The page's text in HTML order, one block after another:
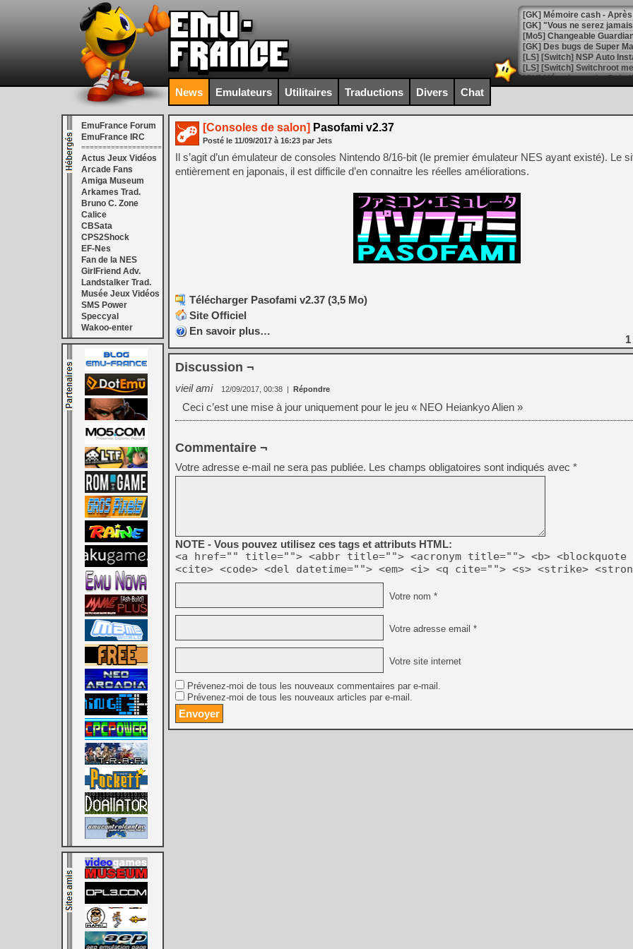
[GK] Mémoire cash -
[GK] "Vous ne serez
[Mo5] Changeable
[GK] Des bugs de Super
[LS] [Switch] NSP Auto
[GK] La saga horrifique
[GK] Le portage de Super
[Mo5] Le jeu de course
[GK] Guillermo del Toro
[GK] Mistfall Hunter : déjà
[GK] Wo Long 2 évolue
[GK] Crossfire : un TPS à
[LS] [PS5] Premiers
[Mo5] DOOM arrive en
[GK] Bethesda fête les 30
[GK] Roblox : l'action en
[GK] Agenda - GeForce
[LS] [PS5] ps5-y2jb-
[GK] Pourquoi Marvel
[GK] Test : Restory : Chill
[GK] GTA 6 : Rockstar
[GK] Hot Wheels Infinite
[GK] Mémoire cash -
[GK] Résultats Nintendo :
[GK] Dans ce jeu de
News Emulateurs Utilitaires Traductions Divers Chat
EmuFrance Forum
EmuFrance IRC
===================
Actus Jeux Vidéos
Arcade Fans
Amiga Museum
Arkames Trad.
Bruno C. Zone
Calice
CBSata
CPS2Shock
EF-Nes
Fan de la NES
GirlFriend Adv.
Landstalker Trad.
Musée Jeux Vidéos
SMS Power
Speccyal
Wakoo-enter
[Consoles de salon] Pasofami v2.37
Posté le 11/09/2017 à 16:23 par Jets
Il s’agit d’un émulateur de consoles Nintendo 8/16-bit (le premier émulateur NES ayant existé). Le
entièrement en japonais, il est difficile d’en connaitre les réelles améliorations.
Télécharger Pasofami v2.37 (3,5 Mo)
Site Officiel
En savoir plus…
1
Discussion ¬
vieil ami 12/09/2017, 00:38 | Répondre
Ceci c’est une mise à jour uniquement pour le jeu « NEO Heiankyo Alien »
Commentaire ¬
Votre adresse e-mail ne sera pas publiée. Les champs obligatoires sont indiqués avec *
NOTE - Vous pouvez utilisez ces tags et attributs HTML:
<a href="" title=""> <abbr title=""> <acronym title=""> <b> <blockquote
<cite> <code> <del datetime=""> <em> <i> <q cite=""> <s> <strike>
Votre nom *
Votre adresse email *
Votre site internet
Prévenez-moi de tous les nouveaux commentaires par e-mail.
Prévenez-moi de tous les nouveaux articles par e-mail.